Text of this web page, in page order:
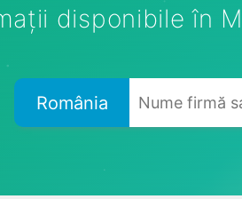
disponibile în
România